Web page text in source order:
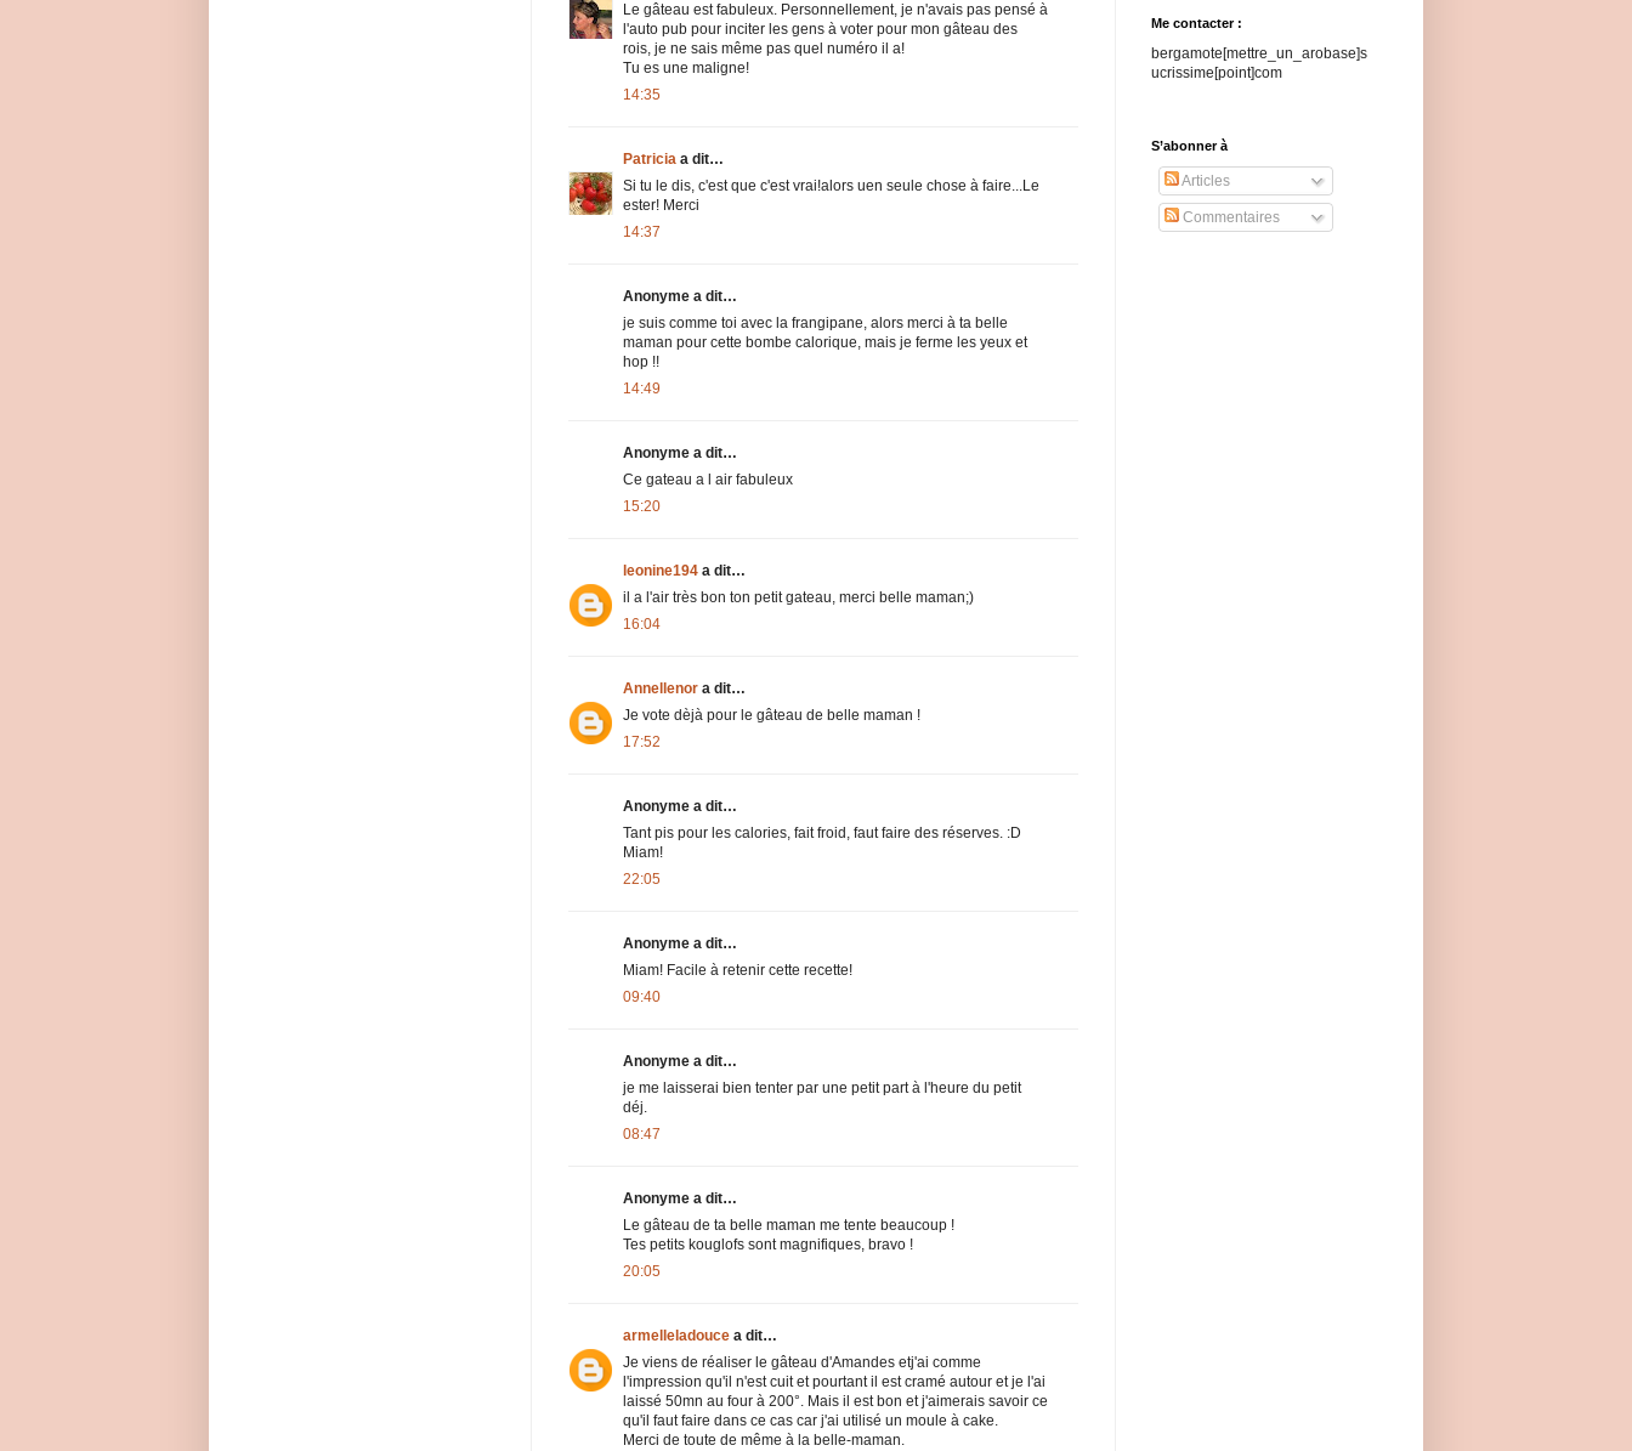
Le gâteau est fabuleux. Personnellement, je n'avais pas pensé à
l'auto pub pour inciter les gens à voter pour mon gâteau des
rois, je ne sais même pas quel numéro il a!
Tu es une maligne!
14:35
Patricia a dit…
Si tu le dis, c'est que c'est vrai!alors uen seule chose à faire...Le
ester! Merci
14:37
Anonyme a dit…
je suis comme toi avec la frangipane, alors merci à ta belle
maman pour cette bombe calorique, mais je ferme les yeux et
hop !!
14:49
Anonyme a dit…
Ce gateau a l air fabuleux
15:20
leonine194 a dit…
il a l'air très bon ton petit gateau, merci belle maman;)
16:04
Annellenor a dit…
Je vote dèjà pour le gâteau de belle maman !
17:52
Anonyme a dit…
Tant pis pour les calories, fait froid, faut faire des réserves. :D
Miam!
22:05
Anonyme a dit…
Miam! Facile à retenir cette recette!
09:40
Anonyme a dit…
je me laisserai bien tenter par une petit part à l'heure du petit
déj.
08:47
Anonyme a dit…
Le gâteau de ta belle maman me tente beaucoup !
Tes petits kouglofs sont magnifiques, bravo !
20:05
armelleladouce a dit…
Je viens de réaliser le gâteau d'Amandes etj'ai comme
l'impression qu'il n'est cuit et pourtant il est cramé autour et je l'ai
laissé 50mn au four à 200°. Mais il est bon et j'aimerais savoir ce
qu'il faut faire dans ce cas car j'ai utilisé un moule à cake.
Merci de toute de même à la belle-maman.
Me contacter :
bergamote[mettre_un_arobase]s
ucrissime[point]com
S’abonner à
Articles
Commentaires